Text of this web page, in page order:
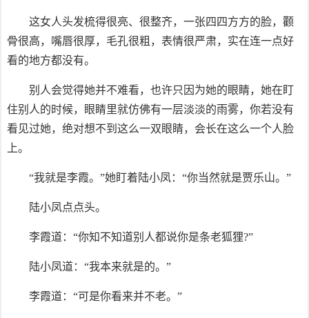
这女人头发梳得很亮、很整齐，一张四四方方的脸，颧
骨很高，嘴唇很厚，毛孔很粗，表情很严肃，实在连一点好
看的地方都没有。
别人会觉得她并不难看，也许只因为她的眼睛，她在盯
住别人的时候，眼睛里就仿佛有一层淡淡的雨雾，你若没有
看见过她，绝对想不到这么一双眼睛，会长在这么一个人脸
上。
“我就是李霞。”她盯着陆小凤：“你当然就是贾乐山。”
陆小凤点点头。
李霞道：“你知不知道别人都说你是条老狐狸?”
陆小凤道：“我本来就是的。”
李霞道：“可是你看来并不老。”